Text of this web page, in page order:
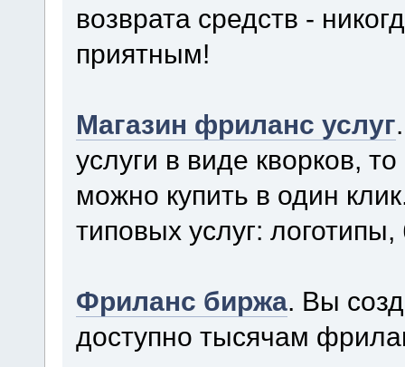
возврата средств -
приятным!
Магазин фриланс услуг
услуги в виде кворков,
можно купить в один
типовых услуг:
Фриланс биржа. Вы
доступно тысячам